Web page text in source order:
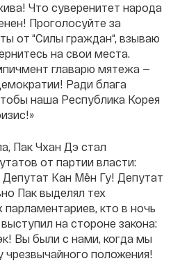
Что суверенитет народа
Проголосуйте за
от “Силы граждан“, взываю
на свои места.
главарю мятежа —
Ради блага
наша Республика Корея
Пак Чхан Дэ стал
от партии власти:
Кан Мён Гу! Депутат
Пак выделял тех
кто в ночь
на стороне закона:
Вы были с нами, когда мы
чрезвычайного положения!